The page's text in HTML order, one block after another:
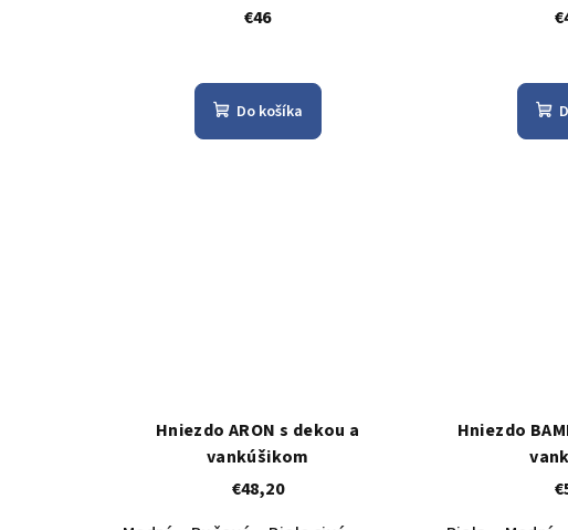
béžová
€46
Do košíka
Hniezdo ARON s dekou a
vankúšikom
€48,20
Hniezdo